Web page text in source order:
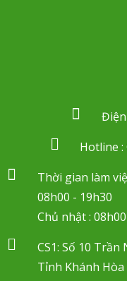
Điện
Hotline :
Thời gian làm
08h00 - 19h30
Chủ nhật :
CS1: Số 10 Trần
Tỉnh Khánh Hòa